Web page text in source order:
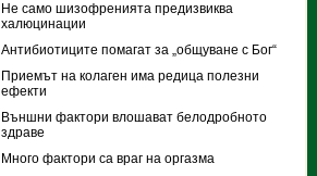
Не само шизофренията предизвиква
халюцинации
Антибиотиците помагат за „общуване с Бог“
Приемът на колаген има редица полезни
ефекти
Външни фактори влошават белодробното
здраве
Много фактори са враг на оргазма